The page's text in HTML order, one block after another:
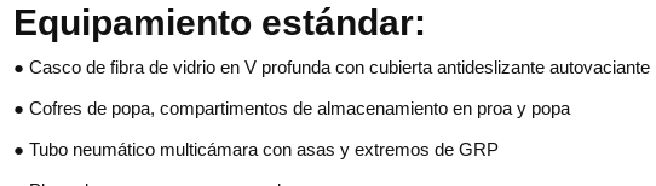
Equipamiento estándar:
● Casco de fibra de vidrio en V profunda con cubierta antideslizante autovaciante
● Cofres de popa, compartimentos de almacenamiento en proa y popa
● Tubo neumático multicámara con asas y extremos de GRP